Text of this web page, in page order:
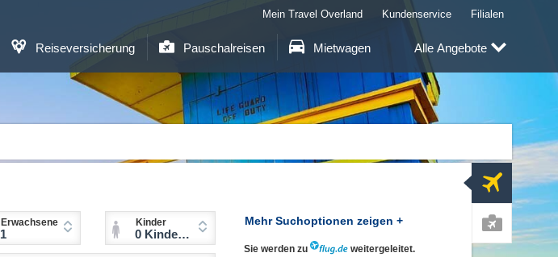
Reiseversicherung Pauschalreisen Mietwagen
Mein Travel Overland Kundenservice Filialen
Alle Angebote
Pauschal
Erwachsene
1
Kinder
0 Kinder (2-11 Jahre)
Mehr Suchoptionen zeigen +
Sie werden zu weitergeleitet.